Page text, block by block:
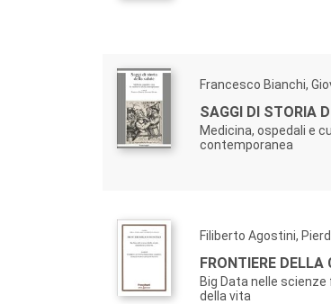
Francesco Bianchi,
SAGGI DI STORIA
Medicina, ospedali e
contemporanea
Filiberto Agostini,
FRONTIERE
Big Data nelle
della vita